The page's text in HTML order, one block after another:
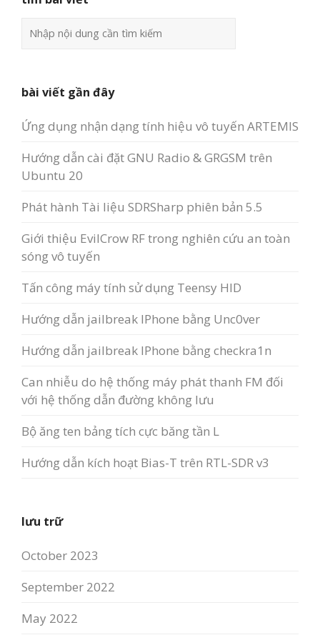
bài viết gần đây
Ứng dụng nhận dạng tính hiệu vô tuyến ARTEMIS
Hướng dẫn cài đặt GNU Radio & GRGSM trên
Ubuntu 20
Phát hành Tài liệu SDRSharp phiên bản 5.5
Giới thiệu EvilCrow RF trong nghiên cứu an toàn
sóng vô tuyến
Tấn công máy tính sử dụng Teensy HID
Hướng dẫn jailbreak IPhone bằng Unc0ver
Hướng dẫn jailbreak IPhone bằng checkra1n
Can nhiễu do hệ thống máy phát thanh FM đối
với hệ thống dẫn đường không lưu
Bộ ăng ten bảng tích cực băng tần L
Hướng dẫn kích hoạt Bias-T trên RTL-SDR v3
lưu trữ
October 2023
September 2022
May 2022